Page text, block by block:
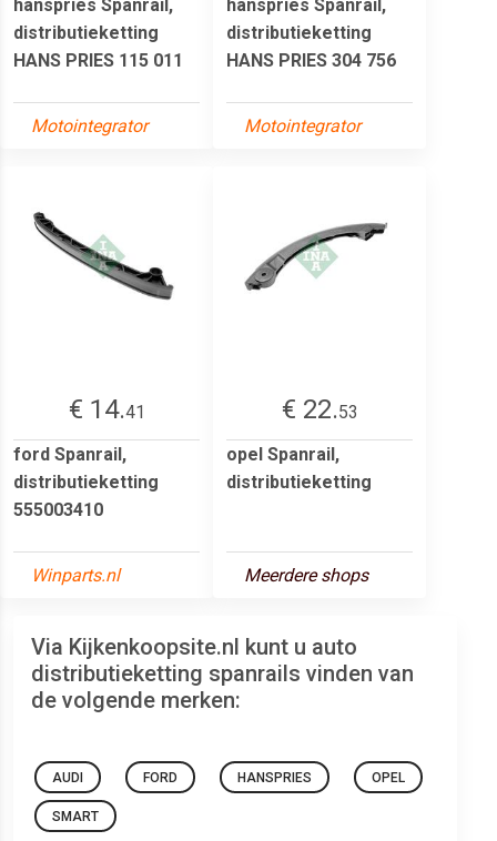
hanspries Spanrail,
distributieketting
HANS PRIES 115 011
Motointegrator
hanspries Spanrail,
distributieketting
HANS PRIES 304 756
Motointegrator
€ 14.41
ford Spanrail,
distributieketting
555003410
Winparts.nl
€ 22.53
opel Spanrail,
distributieketting
Meerdere shops
Via Kijkenkoopsite.nl kunt u auto
distributieketting spanrails vinden van
de volgende merken:
AUDI FORD HANSPRIES OPEL
SMART